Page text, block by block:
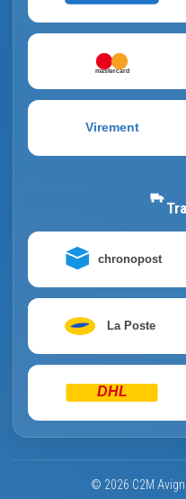
mastercard
Virement
chronopost
La Poste
DHL
© 2026 C2M